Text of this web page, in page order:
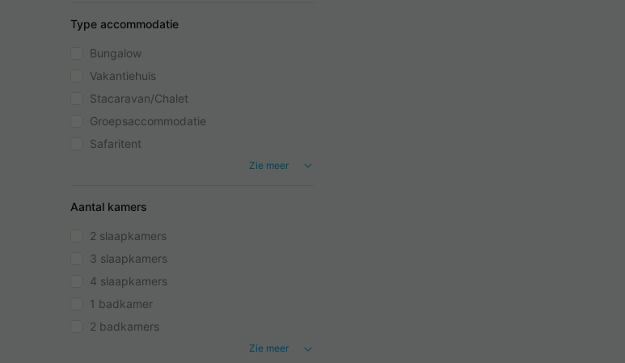
Type accommodatie
Bungalow
Vakantiehuis
Stacaravan/Chalet
Groepsaccommodatie
Safaritent
Zie meer
Aantal kamers
2 slaapkamers
3 slaapkamers
4 slaapkamers
1 badkamer
2 badkamers
Zie meer